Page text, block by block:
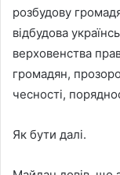
розбудову
відбудова
верховенства
громадян,
чесності,
Як бути далі.